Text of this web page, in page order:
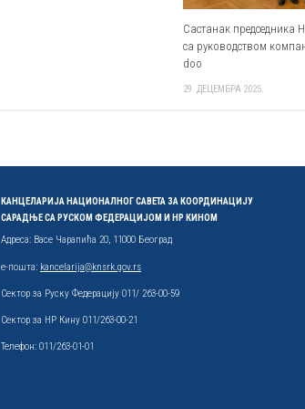
Састанак председника
са руководством
doo
29. ДЕЦЕМБРА 2025.
КАНЦЕЛАРИЈА НАЦИОНАЛНОГ САВЕТА ЗА КООРДИНАЦИЈУ
САРАДЊЕ СА РУСКОМ ФЕДЕРАЦИЈОМ И НР КИНОМ
Адреса: Васе Чарапића 20, 11000 Београд
е-пошта: kancelarija@knsrk.gov.rs
Сектор за Руску Федерацију 011/ 263-00-59
Сектор за НР Кину 011/263-00-21
Телефон: 011/263-01-01